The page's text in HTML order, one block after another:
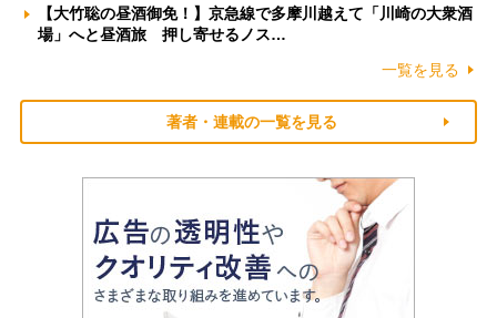
【大竹聡の昼酒御免！】京急線で多摩川越えて「川崎の大衆酒
場」へと昼酒旅 押し寄せるノス…
一覧を見る
著者・連載の一覧を見る